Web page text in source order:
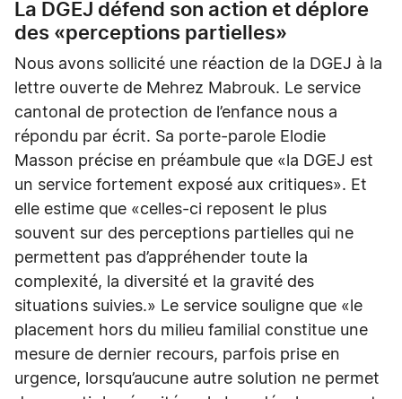
La DGEJ défend son action et déplore
des «perceptions partielles»
Nous avons sollicité une réaction de la DGEJ à la
lettre ouverte de Mehrez Mabrouk. Le service
cantonal de protection de l’enfance nous a
répondu par écrit. Sa porte-parole Elodie
Masson précise en préambule que «la DGEJ est
un service fortement exposé aux critiques». Et
elle estime que «celles-ci reposent le plus
souvent sur des perceptions partielles qui ne
permettent pas d’appréhender toute la
complexité, la diversité et la gravité des
situations suivies.» Le service souligne que «le
placement hors du milieu familial constitue une
mesure de dernier recours, parfois prise en
urgence, lorsqu’aucune autre solution ne permet